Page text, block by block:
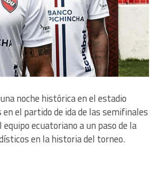
noche histórica en el estadio
el partido de ida de las semifinales
ecuatoriano a un paso de la
en la historia del torneo.